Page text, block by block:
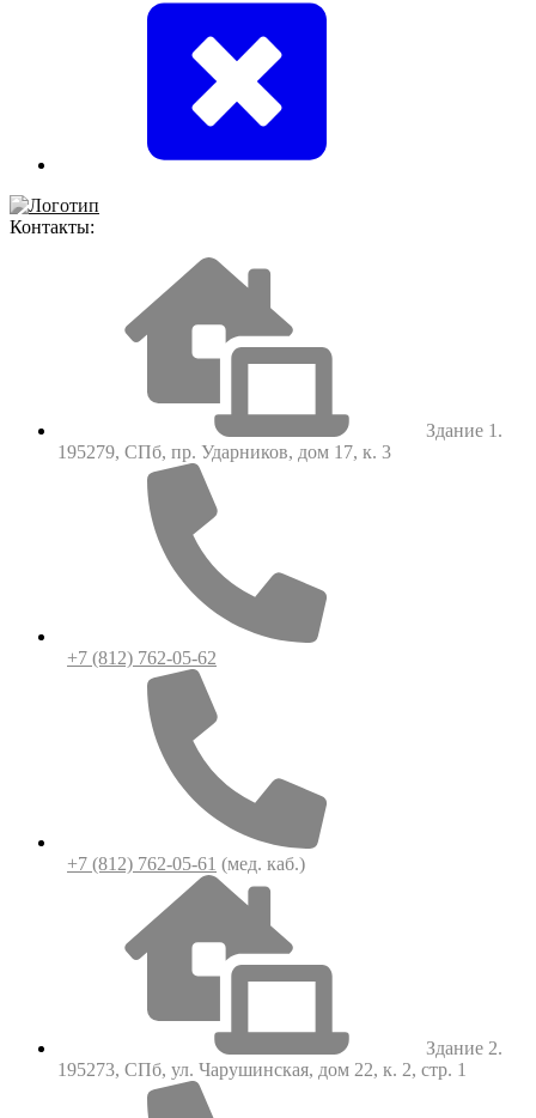
Контакты:
Здание 1.
195279, СПб, пр. Ударников, дом 17, к. 3
+7 (812) 762-05-62
+7 (812) 762-05-61 (мед. каб.)
Здание 2.
195273, СПб, ул. Чарушинская, дом 22, к. 2, стр. 1